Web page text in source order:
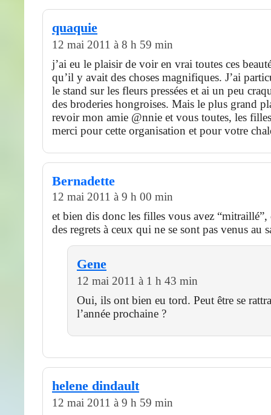
quaquie
12 mai 2011 à 8 h 59 min
j’ai eu le plaisir de voir en vrai toutes ces
qu’il y avait des choses magnifiques. J’ai
le stand sur les fleurs pressées et ai un peu
des broderies hongroises. Mais le plus grand
revoir mon amie @nnie et vous toutes, les
merci pour cette organisation et pour votre
Bernadette
12 mai 2011 à 9 h 00 min
et bien dis donc les filles vous avez
des regrets à ceux qui ne se sont pas venus au
Gene
12 mai 2011 à 1 h 43 min
Oui, ils ont bien eu tord. Peut être se
l’année prochaine ?
helene dindault
12 mai 2011 à 9 h 59 min